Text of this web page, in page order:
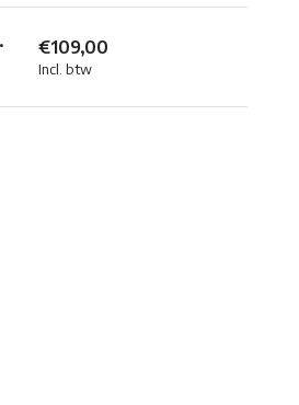
€109,00
Incl. btw